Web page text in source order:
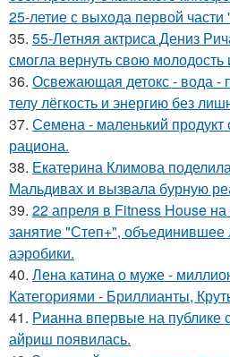
25-летие с выхода первой
35. 55-Летняя актриса Дениз
смогла вернуть свою молодость
36. Освежающая детокс - вода -
телу лёгкость и энергию без
37. Семена - маленький
рациона.
38. Екатерина Климова
Мальдивах и вызвала бурную
39. 22 апреля в Fitness House
занятие "Степ+", объединившее
аэробики.
40. Лена катина о муже -
Категориями - Бриллианты,
41. Рианна впервые на публике
айриш появилась.